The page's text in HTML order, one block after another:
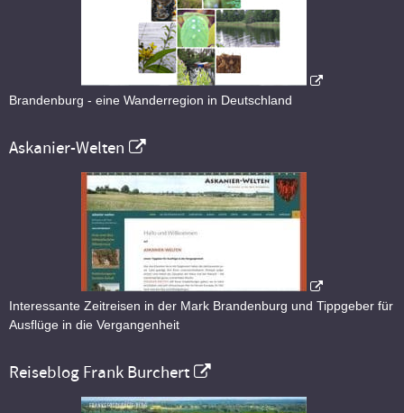
Brandenburg - eine Wanderregion in Deutschland
Askanier-Welten
Interessante Zeitreisen in der Mark Brandenburg und Tippgeber für
Ausflüge in die Vergangenheit
Reiseblog Frank Burchert